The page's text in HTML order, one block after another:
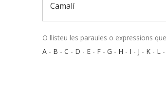
Camalí
O llisteu les paraules o expressions
A - B - C - D - E - F - G - H - I - J - K - L -